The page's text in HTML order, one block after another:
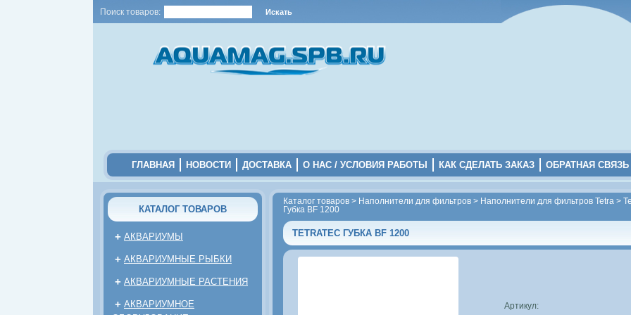
Поиск товаров:
ГЛАВНАЯ НОВОСТИ ДОСТАВКА О НАС / УСЛОВИЯ РАБОТЫ КАК СДЕЛАТЬ ЗАКАЗ ОБРАТНАЯ СВЯЗЬ
КАТАЛОГ ТОВАРОВ
+ АКВАРИУМЫ
+ АКВАРИУМНЫЕ РЫБКИ
+ АКВАРИУМНЫЕ РАСТЕНИЯ
+ АКВАРИУМНОЕ
Каталог товаров > Наполнители для фильтров > Наполнители для фильтров Tetra >
Губка BF 1200
TETRATEC ГУБКА BF 1200
Артикул: